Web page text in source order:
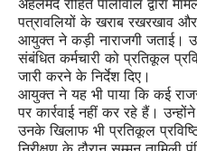
पत्रावलियों के खराब रखरखाव और
आयुक्त ने कड़ी नाराजगी जताई।
संबंधित कर्मचारी को प्रतिकूल
जारी करने के निर्देश दिए।
आयुक्त ने यह भी पाया कि कई
पर कार्रवाई नहीं कर रहे हैं।
उनके खिलाफ भी प्रतिकूल